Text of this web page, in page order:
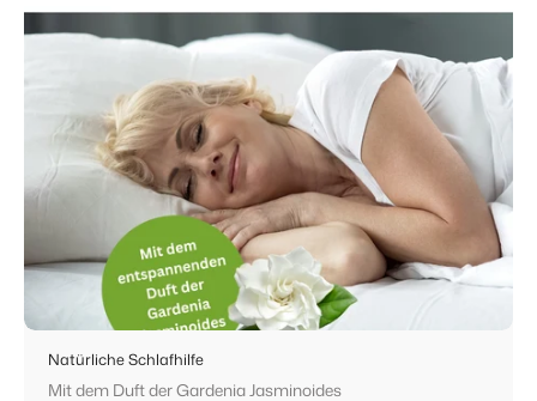
Natürliche Schlafhilfe
Mit dem Duft der Gardenia Jasminoides